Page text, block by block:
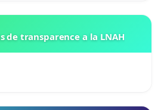
de transparence a la LNAH